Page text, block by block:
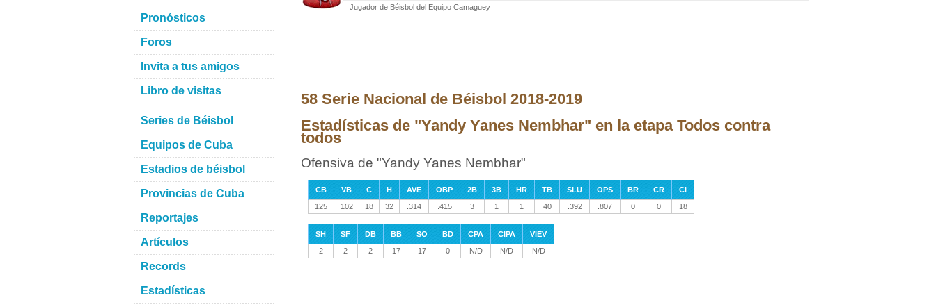
Jugador de Béisbol del Equipo Camaguey
58 Serie Nacional de Béisbol 2018-2019
Estadísticas de "Yandy Yanes Nembhar" en la etapa Todos contra
todos
Ofensiva de "Yandy Yanes Nembhar"
CB VB C H AVE OBP 2B 3B HR TB SLU OPS BR CR
CI
125
102 18 32 .314 .415 3 1 1 40 .392 .807 0 0 18
SH SF DB BB SO BD CPA CIPA
VIEV
2
2 2 17 17 0 N/D N/D N/D
Pronósticos
Foros
Invita a tus amigos
Libro de visitas
Series de Béisbol
Equipos de Cuba
Estadios de béisbol
Provincias de Cuba
Reportajes
Artículos
Records
Estadísticas